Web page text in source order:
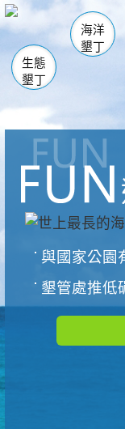
海生館
恆春
龍鑾
瓊
關山
白砂
生態
墾丁
海洋
墾丁
與國家公園
墾管處推低碳